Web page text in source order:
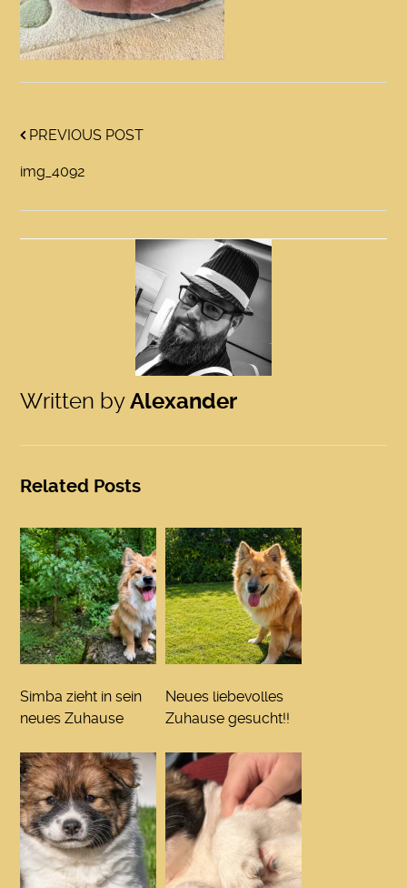
PREVIOUS POST
img_4092
Written byAlexander
Related Posts
Simba zieht in sein
neues Zuhause
Neues liebevolles
Zuhause gesucht!!